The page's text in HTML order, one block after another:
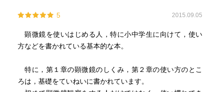
5 2015.09.05
顕微鏡を使いはじめる人，特に小中学生に向けて，使い
方などを書かれている基本的な本。
特に，第１章の顕微鏡のしくみ，第２章の使い方のとこ
ろは，基礎をていねいに書かれています。